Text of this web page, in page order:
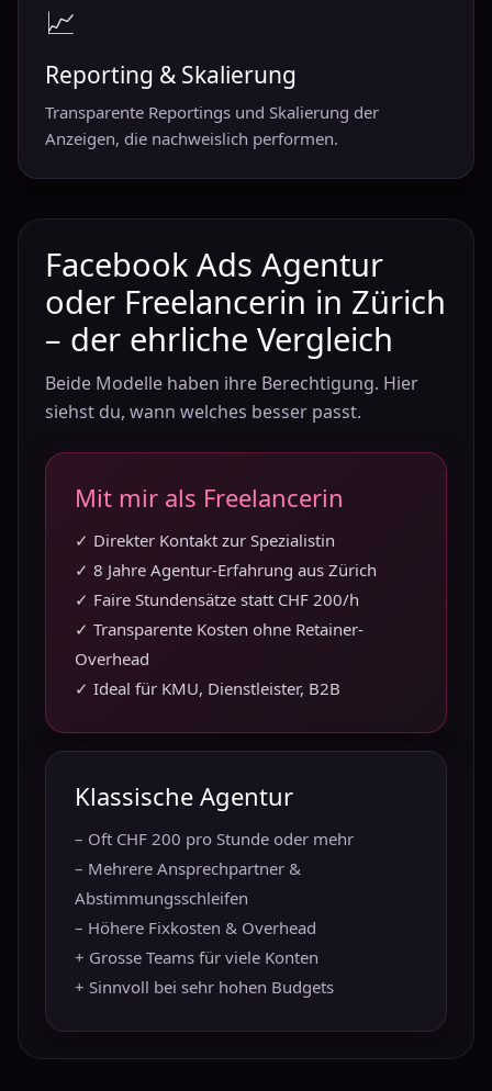
📈
Reporting & Skalierung
Transparente Reportings und Skalierung der
Anzeigen, die nachweislich performen.
Facebook Ads Agentur
oder Freelancerin in Zürich
– der ehrliche Vergleich
Beide Modelle haben ihre Berechtigung. Hier
siehst du, wann welches besser passt.
Mit mir als Freelancerin
✓ Direkter Kontakt zur Spezialistin
✓ 8 Jahre Agentur-Erfahrung aus Zürich
✓ Faire Stundensätze statt CHF 200/h
✓ Transparente Kosten ohne Retainer-
Overhead
✓ Ideal für KMU, Dienstleister, B2B
Klassische Agentur
– Oft CHF 200 pro Stunde oder mehr
– Mehrere Ansprechpartner &
Abstimmungsschleifen
– Höhere Fixkosten & Overhead
+ Grosse Teams für viele Konten
+ Sinnvoll bei sehr hohen Budgets